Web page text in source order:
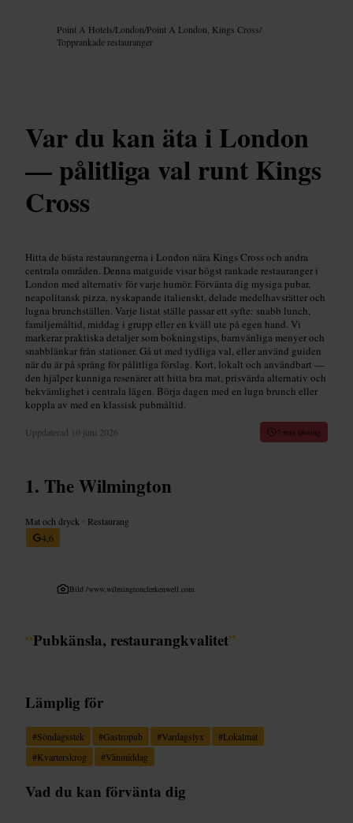
Point A Hotels/London/Point A London, Kings Cross/
Topprankade restauranger
Var du kan äta i London
— pålitliga val runt Kings
Cross
Hitta de bästa restaurangerna i London nära Kings Cross och andra
centrala områden. Denna matguide visar högst rankade restauranger i
London med alternativ för varje humör. Förvänta dig mysiga pubar,
neapolitansk pizza, nyskapande italienskt, delade medelhavsrätter och
lugna brunchställen. Varje listat ställe passar ett syfte: snabb lunch,
familjemåltid, middag i grupp eller en kväll ute på egen hand. Vi
markerar praktiska detaljer som bokningstips, barnvänliga menyer och
snabblänkar från stationer. Gå ut med tydliga val, eller använd guiden
när du är på språng för pålitliga förslag. Kort, lokalt och användbart —
den hjälper kunniga resenärer att hitta bra mat, prisvärda alternativ och
bekvämlighet i centrala lägen. Börja dagen med en lugn brunch eller
koppla av med en klassisk pubmåltid.
Uppdaterad 10 juni 2026 7 min läsning
The Wilmington
Mat och dryck • Restaurang
4,6
Bild /www.wilmingtonclerkenwell.com
“Pubkänsla, restaurangkvalitet”
Lämplig för
#Söndagsstek #Gastropub #Vardagslyx #Lokalmat
#Kvarterskrog #Vänmiddag
Vad du kan förvänta dig